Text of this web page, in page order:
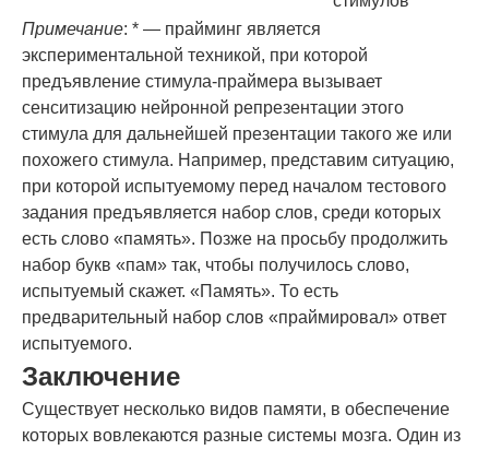
Примечание: * — прайминг является
экспериментальной техникой, при которой
предъявление стимула-праймера вызывает
сенситизацию нейронной репрезентации этого
стимула для дальнейшей презентации такого же или
похожего стимула. Например, представим ситуацию,
при которой испытуемому перед началом тестового
задания предъявляется набор слов, среди которых
есть слово «память». Позже на просьбу продолжить
набор букв «пам» так, чтобы получилось слово,
испытуемый скажет. «Память». То есть
предварительный набор слов «праймировал» ответ
испытуемого.
Заключение
Существует несколько видов памяти, в обеспечение
которых вовлекаются разные системы мозга. Один из